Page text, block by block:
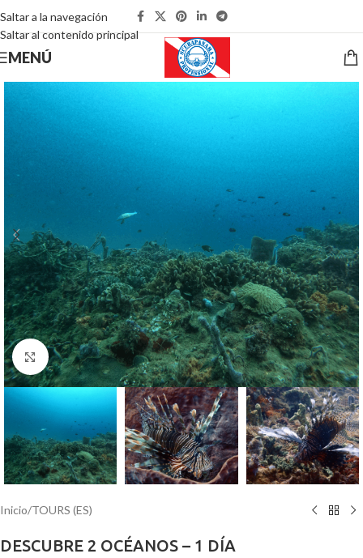
Saltar a la navegación
Saltar al contenido principal
MENÚ
Pulsa para ampliar
Inicio/TOURS (ES)
DESCUBRE 2 OCÉANOS – 1 DÍA